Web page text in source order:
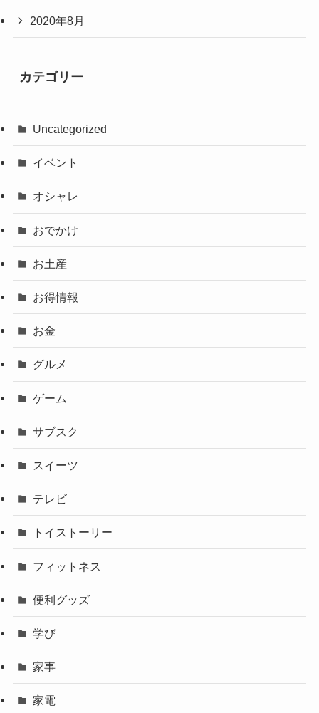
2020年8月
カテゴリー
Uncategorized
イベント
オシャレ
おでかけ
お土産
お得情報
お金
グルメ
ゲーム
サブスク
スイーツ
テレビ
トイストーリー
フィットネス
便利グッズ
学び
家事
家電